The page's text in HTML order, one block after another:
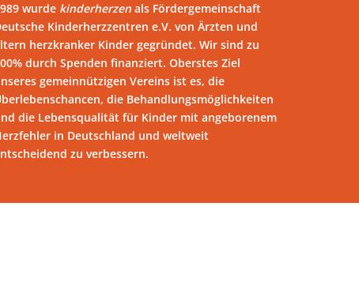
wurde kinderherzen als Fördergemeinschaft
Kinderherzzentren e.V. von Ärzten und
herzkranker Kinder gegründet. Wir sind zu
durch Spenden finanziert. Oberstes Ziel
gemeinnützigen Vereins ist es, die
die Behandlungsmöglichkeiten
die Lebensqualität für Kinder mit angeborenem
in Deutschland und weltweit
zu verbessern.